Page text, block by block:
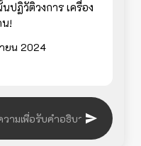
ปฏิวัติวงการ เครื่อง
!
ายน 2024